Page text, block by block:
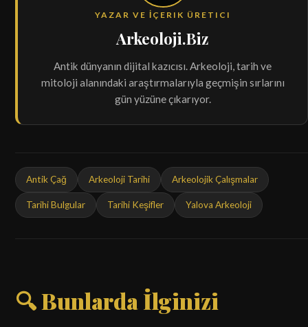
YAZAR VE İÇERIK ÜRETICI
Arkeoloji.Biz
Antik dünyanın dijital kazıcısı. Arkeoloji, tarih ve
mitoloji alanındaki araştırmalarıyla geçmişin sırlarını
gün yüzüne çıkarıyor.
Antik Çağ Arkeoloji Tarihi Arkeolojik Çalışmalar
Tarihi Bulgular Tarihi Keşifler Yalova Arkeoloji
🔍 Bunlarda İlginizi